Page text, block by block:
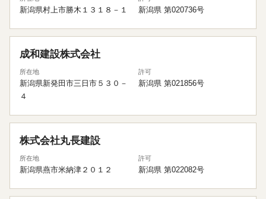
新潟県村上市勝木１３１８－１ 新潟県 第020736号
成和建設株式会社
所在地
新潟県新発田市三日市５３０－
４
許可
新潟県 第021856号
株式会社丸長建設
所在地
新潟県燕市米納津２０１２
許可
新潟県 第022082号